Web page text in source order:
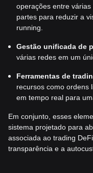
operações entre
partes para reduzir a
running.
Gestão unificada de
várias redes em um
Ferramentas de
recursos como ordens
em tempo real para
Em conjunto, esses
sistema projetado para
associada ao trading
transparência e a